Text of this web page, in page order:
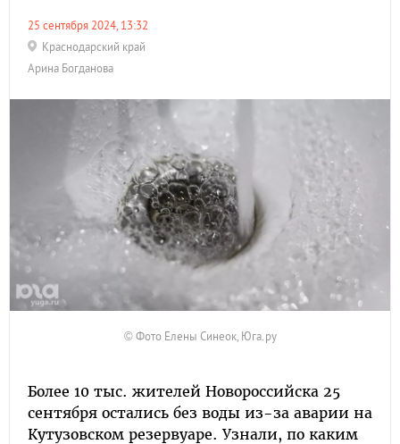
25 сентября 2024, 13:32
Краснодарский край
Арина Богданова
© Фото Елены Синеок, Юга.ру
Более 10 тыс. жителей Новороссийска 25
сентября остались без воды из-за аварии на
Кутузовском резервуаре. Узнали, по каким